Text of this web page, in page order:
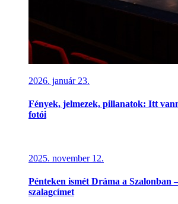
2026. január 23.
Fények, jelmezek, pillanatok: Itt
fotói
2025. november 12.
Pénteken ismét Dráma a Szalonban
szalagcímet